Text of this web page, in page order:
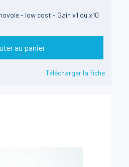
- low cost - Gain x1 ou x10
au panier
Télécharger la fiche